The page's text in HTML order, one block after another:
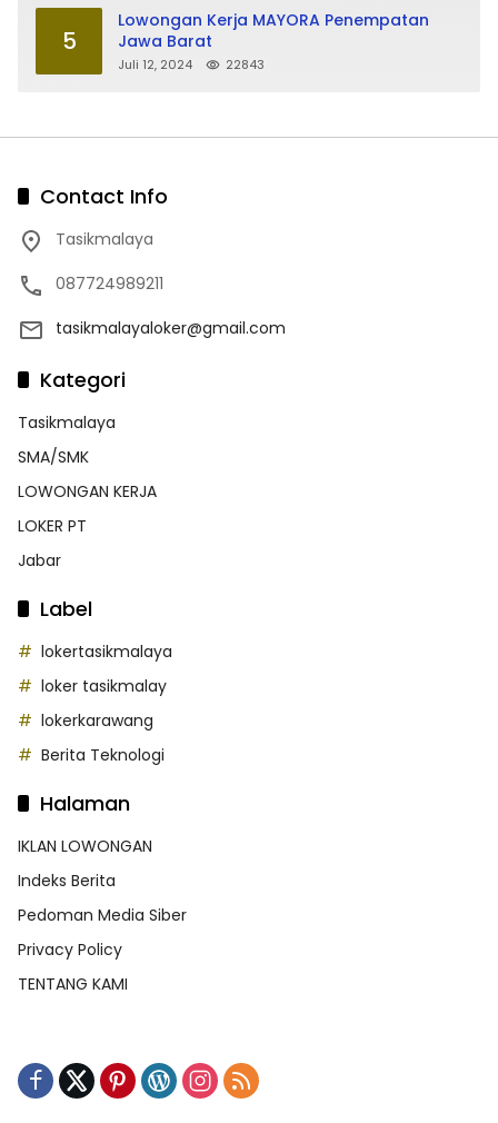
5
Lowongan Kerja MAYORA Penempatan
Jawa Barat
Juli 12, 2024 22843
Contact Info
Tasikmalaya
087724989211
tasikmalayaloker@gmail.com
Kategori
Tasikmalaya
SMA/SMK
LOWONGAN KERJA
LOKER PT
Jabar
Label
lokertasikmalaya
loker tasikmalay
lokerkarawang
Berita Teknologi
Halaman
IKLAN LOWONGAN
Indeks Berita
Pedoman Media Siber
Privacy Policy
TENTANG KAMI